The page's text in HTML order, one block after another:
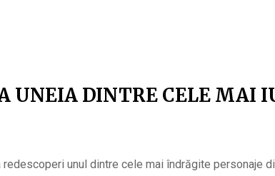
UNEIA DINTRE CELE MAI
unul dintre cele mai îndrăgite personaje